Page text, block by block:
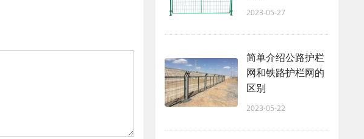
2023-05-27
简单介绍公路护栏
网和铁路护栏网的
区别
2023-05-22